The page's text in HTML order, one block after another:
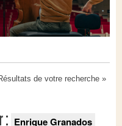
de votre recherche »
: Enrique Granados